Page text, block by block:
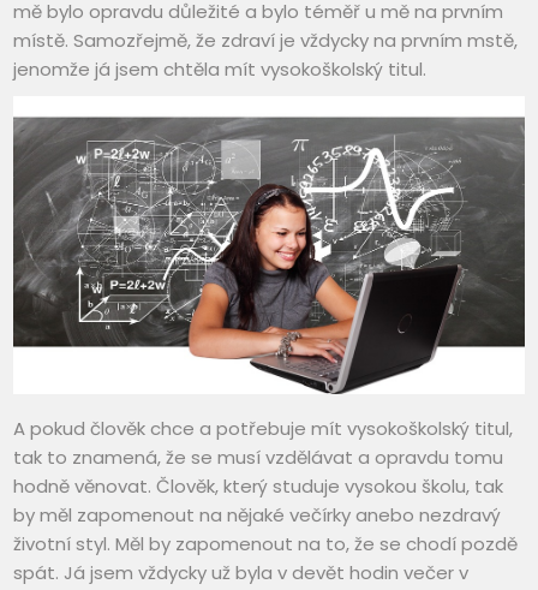
mě bylo opravdu důležité a bylo téměř u mě na prvním
místě. Samozřejmě, že zdraví je vždycky na prvním mstě,
jenomže já jsem chtěla mít vysokoškolský titul.
A pokud člověk chce a potřebuje mít vysokoškolský titul,
tak to znamená, že se musí vzdělávat a opravdu tomu
hodně věnovat. Člověk, který studuje vysokou školu, tak
by měl zapomenout na nějaké večírky anebo nezdravý
životní styl. Měl by zapomenout na to, že se chodí pozdě
spát. Já jsem vždycky už byla v devět hodin večer v